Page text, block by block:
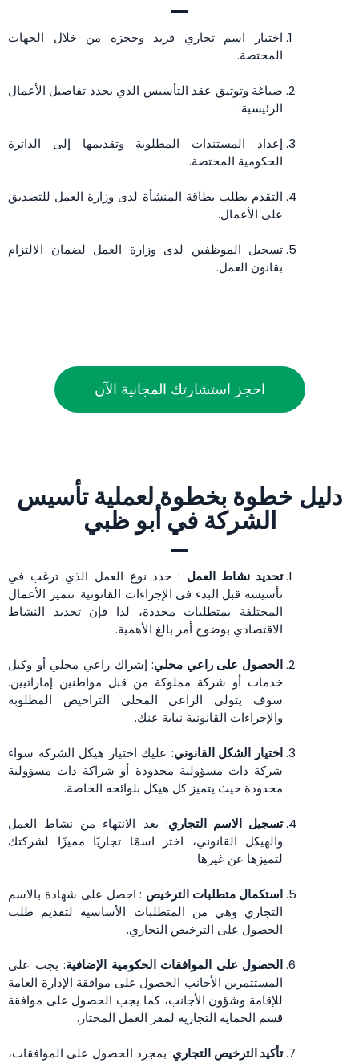
اختيار اسم تجاري فريد وحجزه من خلال الجهات
المختصة.
صياغة وتوثيق عقد التأسيس الذي يحدد تفاصيل الأعمال
الرئيسية.
إعداد المستندات المطلوبة وتقديمها إلى الدائرة
الحكومية المختصة.
التقدم بطلب بطاقة المنشأة لدى وزارة العمل للتصديق
على الأعمال.
تسجيل الموظفين لدى وزارة العمل لضمان الالتزام
بقانون العمل.
احجز استشارتك المجانية الآن
دليل خطوة بخطوة لعملية تأسيس
الشركة في أبو ظبي
تحديد نشاط العمل : حدد نوع العمل الذي ترغب في
تأسيسه قبل البدء في الإجراءات القانونية. تتميز الأعمال
المختلفة بمتطلبات محددة، لذا فإن تحديد النشاط
الاقتصادي بوضوح أمر بالغ الأهمية.
الحصول على راعي محلي: إشراك راعي محلي أو وكيل
خدمات أو شركة مملوكة من قبل مواطنين إماراتيين.
سوف يتولى الراعي المحلي التراخيص المطلوبة
والإجراءات القانونية نيابة عنك.
اختيار الشكل القانوني: عليك اختيار هيكل الشركة سواء
شركة ذات مسؤولية محدودة أو شراكة ذات مسؤولية
محدودة حيث يتميز كل هيكل بلوائحه الخاصة.
تسجيل الاسم التجاري: بعد الانتهاء من نشاط العمل
والهيكل القانوني، اختر اسمًا تجاريًا مميزًا لشركتك
لتميزها عن غيرها.
استكمال متطلبات الترخيص : احصل على شهادة بالاسم
التجاري وهي من المتطلبات الأساسية لتقديم طلب
الحصول على الترخيص التجاري.
الحصول على الموافقات الحكومية الإضافية: يجب على
المستثمرين الأجانب الحصول على موافقة الإدارة العامة
للإقامة وشؤون الأجانب، كما يجب الحصول على موافقة
قسم الحماية التجارية لمقر العمل المختار.
تأكيد الترخيص التجاري: بمجرد الحصول على الموافقات،